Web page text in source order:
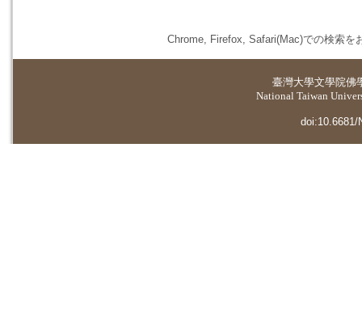
Chrome, Firefox, Safari(Mac)での検索を
臺灣大學文學院佛
National Taiwan
doi:10.6681/